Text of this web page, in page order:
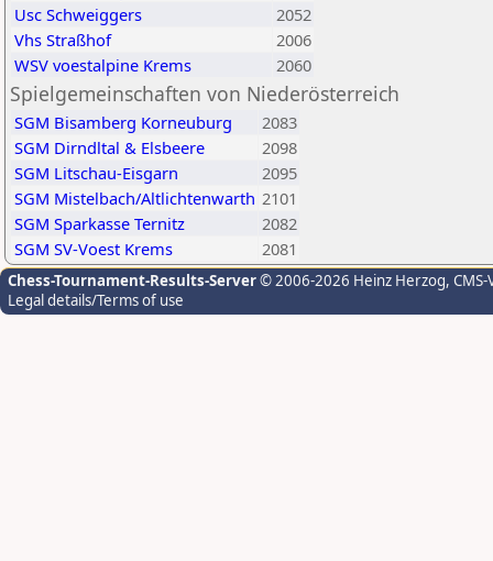
Usc Schweiggers
2052
Vhs Straßhof
2006
WSV voestalpine Krems
2060
Spielgemeinschaften von Niederösterreich
SGM Bisamberg Korneuburg
2083
SGM Dirndltal & Elsbeere
2098
SGM Litschau-Eisgarn
2095
SGM Mistelbach/Altlichtenwarth 2101
SGM Sparkasse Ternitz
2082
SGM SV-Voest Krems
2081
Chess-Tournament-Results-Server© 2006-2026 Heinz Herzog,
Legal details/Terms of use